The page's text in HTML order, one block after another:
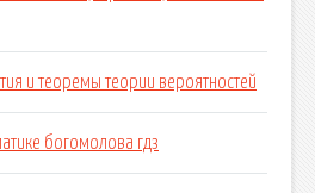
и теоремы теории вероятностей
богомолова гдз